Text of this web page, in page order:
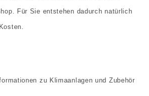
Für Sie entstehen dadurch natürlich
zu Klimaanlagen und Zubehör